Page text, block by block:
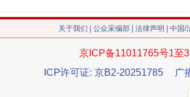
谢
关于我们 公众采编部 法律声明 | 中国
京ICP备11011765号1至
ICP许可证: 京B2-20251785
广